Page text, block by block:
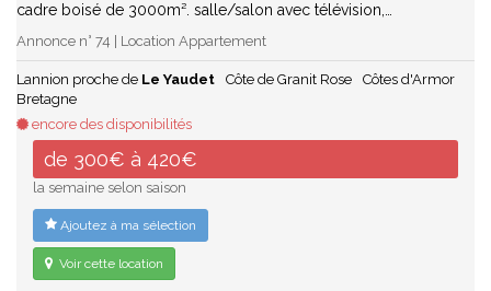
cadre boisé de 3000m². salle/salon avec télévision,…
Annonce n° 74 | Location Appartement
Lannion proche de Le Yaudet Côte de Granit Rose
Côtes d'Armor
Bretagne
encore des disponibilités
de 300€ à 420€
la semaine selon saison
Ajoutez à ma sélection
Voir cette location